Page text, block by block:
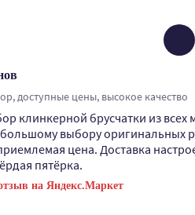
доступные цены, высокое качество
клинкерной брусчатки из всех
выбору оригинальных
цена. Доставка
пятёрка.
на Яндекс.Маркет